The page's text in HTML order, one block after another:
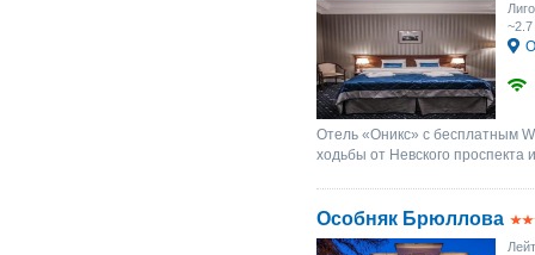
Отель «Оникс» с бесплатным
ходьбы от Невского проспекта
Особняк Брюллова